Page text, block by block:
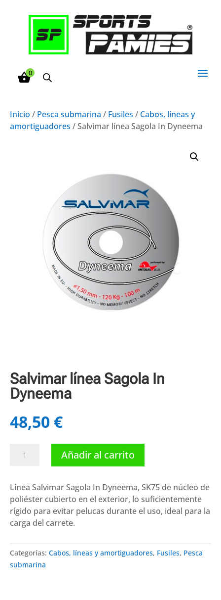
0
Inicio / Pesca submarina / Fusiles / Cabos, líneas y
amortiguadores / Salvimar línea Sagola In Dyneema
Salvimar línea Sagola In
Dyneema
48,50 €
línea
In
Dyneema
cantidad
Añadir al carrito
Línea Salvimar Sagola In Dyneema, SK75 de núcleo de
poliéster cubierto en el exterior, lo suficientemente
rígido para evitar pelucas durante el uso, ideal para la
carga del carrete.
Categorías: Cabos, líneas y amortiguadores, Fusiles, Pesca
submarina